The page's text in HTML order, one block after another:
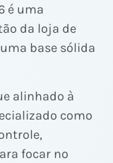
é uma
da loja de
base sólida
alinhado à
como
focar no